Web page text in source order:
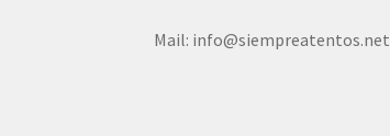
Mail: info@siempreatentos.net